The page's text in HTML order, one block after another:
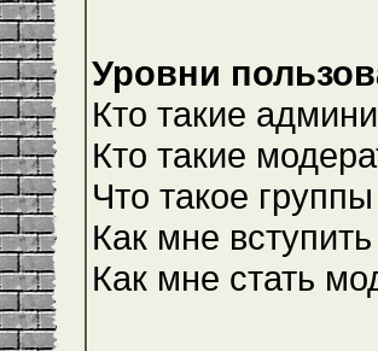
Уровни
Кто такие
Кто такие
Что такое
Как мне
Как мне стать